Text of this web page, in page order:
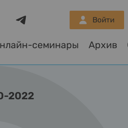
семинары Архив
Войти
2022